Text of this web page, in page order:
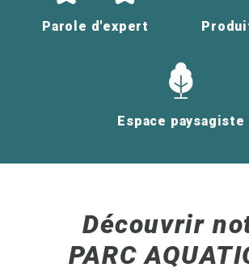
Parole d'expert
Espace paysagiste
Découvrir
PARC